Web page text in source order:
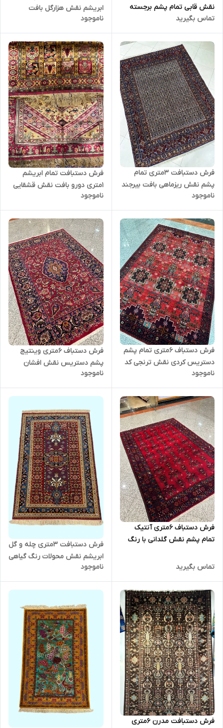
نقش قابی تمام پشم برجسته
رنگ گیاهی کد 0700036
تماس بگیرید
ابریشم نقش هزارگل بافت
خراسان رنگ گیاهی کد0500275
ناموجود
فرش دستبافت 3متری تمام
پشم نقش ریزماهی بافت بیرجند
رنگ گیاهی کد 0700584
ناموجود
فرش دستبافت تمام ابریشم
1متری دورو بافت نقش قشقایی
گیاهی کد1200040
ناموجود
فرش دستباف 6متری تمام پشم
دستریس کردی نقش ترنجی کد
0500240
ناموجود
فرش دستباف 6متری وینتیج
پشم دستریس نقش افشان
مشهدقدیم رنگ گیاهی
کد0500045
ناموجود
فرش دستباف 6متری آنتیک
تمام پشم نقش گلدانی با رنگ
تماس بگیرید
فرش دستبافت 3متری چله و گل
ابریشم نقش محولات رنگ گیاهی
کد 0700089
ناموجود
فرش دستبافت مدرن 6متری